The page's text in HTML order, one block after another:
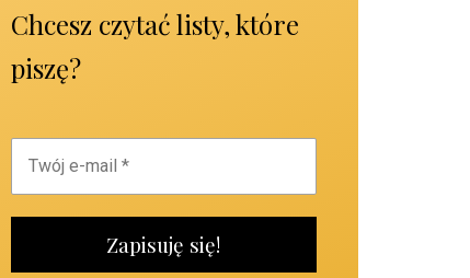
Chcesz czytać listy, które
piszę?